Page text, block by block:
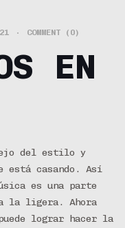
COMMENT (0)
EN
del estilo y
está casando. Así
es una parte
la ligera. Ahora
lograr hacer la